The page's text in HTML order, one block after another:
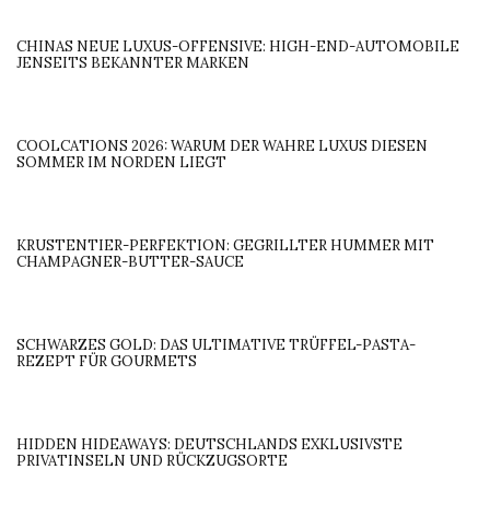
CHINAS NEUE LUXUS-OFFENSIVE: HIGH-END-AUTOMOBILE
JENSEITS BEKANNTER MARKEN
COOLCATIONS 2026: WARUM DER WAHRE LUXUS DIESEN
SOMMER IM NORDEN LIEGT
KRUSTENTIER-PERFEKTION: GEGRILLTER HUMMER MIT
CHAMPAGNER-BUTTER-SAUCE
SCHWARZES GOLD: DAS ULTIMATIVE TRÜFFEL-PASTA-
REZEPT FÜR GOURMETS
HIDDEN HIDEAWAYS: DEUTSCHLANDS EXKLUSIVSTE
PRIVATINSELN UND RÜCKZUGSORTE